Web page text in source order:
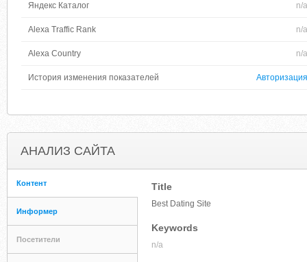
Яндекс Каталог n/a
Alexa Traffic Rank n/a
Alexa Country n/a
История изменения показателей Авторизация
АНАЛИЗ САЙТА
Контент
Информер
Посетители
Title
Best Dating Site
Keywords
n/a